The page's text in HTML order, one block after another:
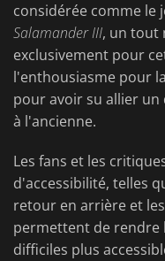
considérée comme le
Salamander III, un tout
exclusivement pour
l'enthousiasme pour
pour avoir su allier un
à l'ancienne.
Les fans et les
d'accessibilité, telles
retour en arrière et
permettent de rendre
difficiles plus